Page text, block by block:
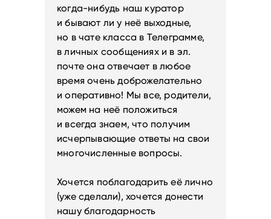
когда-нибудь наш куратор
и бывают ли у неё выходные,
но в чате класса в Телеграмме,
в личных сообщениях и в эл.
почте она отвечает в любое
время очень доброжелательно
и оперативно! Мы все, родители,
можем на неё положиться
и всегда знаем, что получим
исчерпывающие ответы на свои
многочисленные вопросы.
Хочется поблагодарить её лично
(уже сделали), хочется донести
нашу благодарность